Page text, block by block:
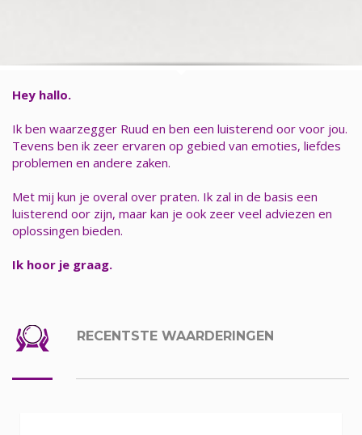
Hey hallo.
Ik ben waarzegger Ruud en ben een luisterend oor voor jou.
Tevens ben ik zeer ervaren op gebied van emoties, liefdes
problemen en andere zaken.
Met mij kun je overal over praten. Ik zal in de basis een
luisterend oor zijn, maar kan je ook zeer veel adviezen en
oplossingen bieden.
Ik hoor je graag.
RECENTSTE WAARDERINGEN